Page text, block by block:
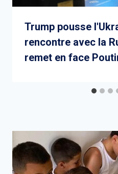
Trump pousse
rencontre avec la
remet en face